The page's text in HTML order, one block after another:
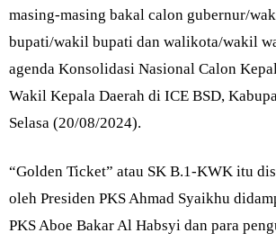
masing-masing bakal calon gubernur/
bupati/wakil bupati dan walikota/wakil
agenda Konsolidasi Nasional Calon
Wakil Kepala Daerah di ICE BSD,
Selasa (20/08/2024).
“Golden Ticket” atau SK B.1-KWK itu
oleh Presiden PKS Ahmad Syaikhu
PKS Aboe Bakar Al Habsyi dan para